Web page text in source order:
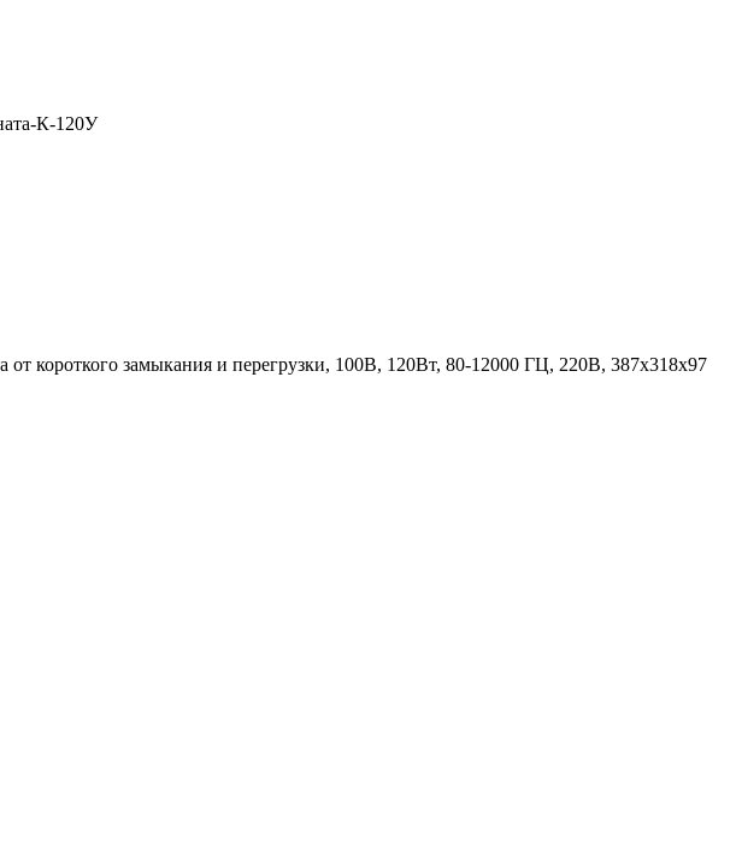
К-120У
короткого замыкания и перегрузки, 100В, 120Вт, 80-12000 ГЦ, 220В, 387х318х97